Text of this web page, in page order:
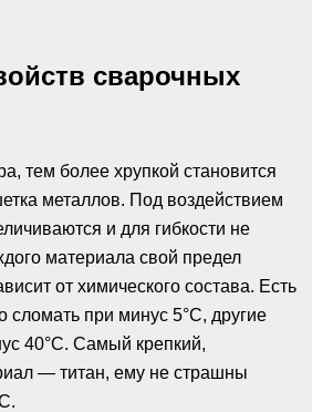
сварочных
тем более хрупкой становится
металлов. Под воздействием
и для гибкости не
материала свой предел
от химического состава. Есть
сломать при минус 5°С, другие
40°С. Самый крепкий,
— титан, ему не страшны